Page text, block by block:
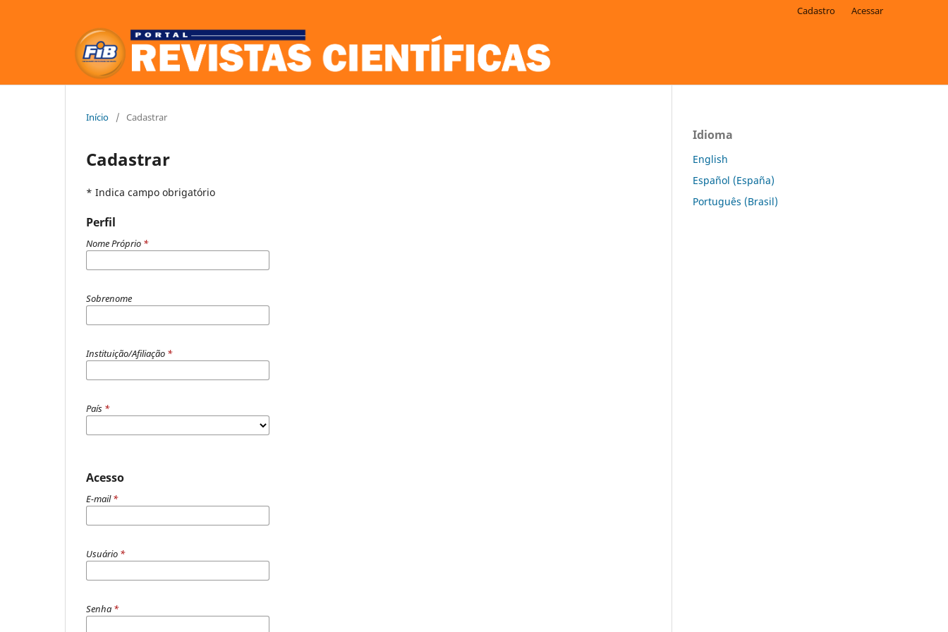
Cadastro Acessar
Início / Cadastrar
Cadastrar
* Indica campo obrigatório
Perfil
Nome Próprio *
Sobrenome
Instituição/Afiliação *
País *
Acesso
E-mail*
Usuário *
Senha *
Idioma
English
Español (España)
Português (Brasil)